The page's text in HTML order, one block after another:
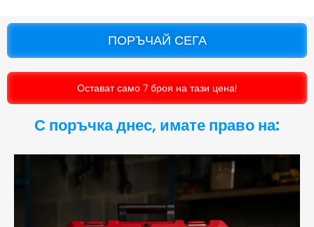
ПОРЪЧАЙ СЕГА
Остават само 7 броя на тази цена!
С поръчка днес, имате право на: